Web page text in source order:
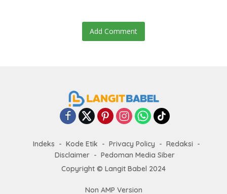
Add Comment
Indeks Kode Etik Privacy Policy
Redaksi
Disclaimer
Pedoman Media Siber
Copyright © Langit Babel 2024
Non AMP Version